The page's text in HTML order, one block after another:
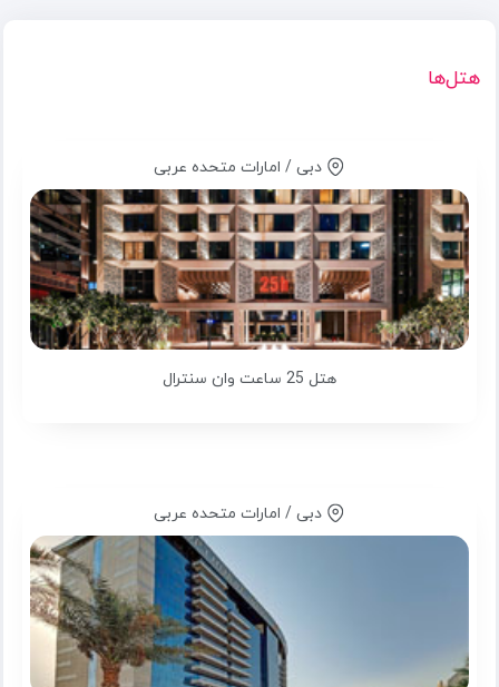
هتل‌ها
دبی / امارات متحده عربی
هتل 25 ساعت وان سنترال
دبی / امارات متحده عربی